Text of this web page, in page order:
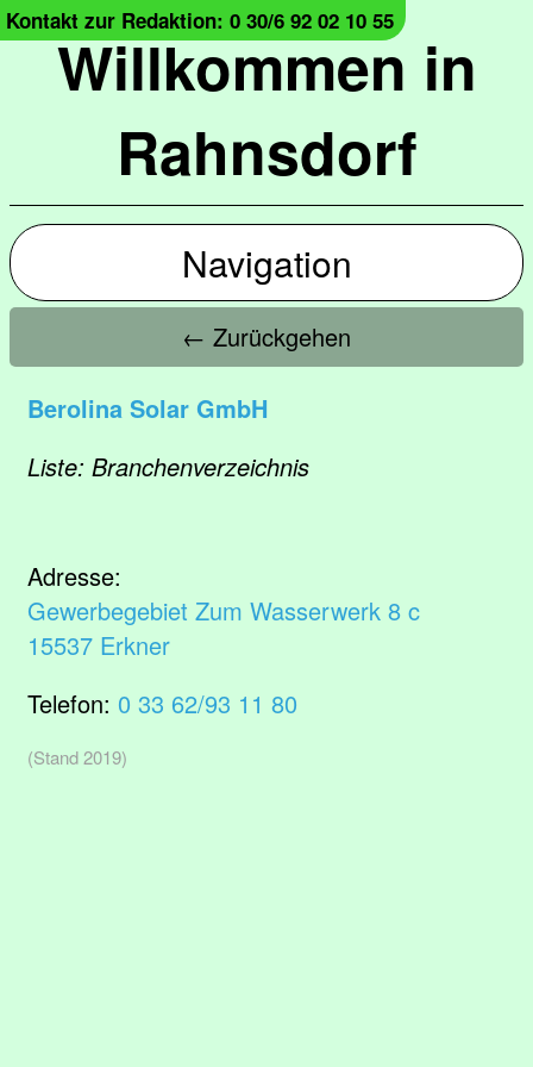
Willkommen in
Rahnsdorf
Kontakt zur Redaktion: 0 30/6 92 02 10 55
Navigation
← Zurückgehen
Berolina Solar GmbH
Liste: Branchenverzeichnis
Adresse:
Gewerbegebiet Zum Wasserwerk 8 c
15537 Erkner
Telefon: 0 33 62/93 11 80
(Stand 2019)